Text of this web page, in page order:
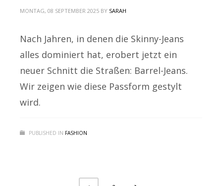
MONTAG, 08 SEPTEMBER 2025 BY SARAH
Nach Jahren, in denen die Skinny-Jeans
alles dominiert hat, erobert jetzt ein
neuer Schnitt die Straßen: Barrel-Jeans.
Wir zeigen wie diese Passform gestylt
wird.
PUBLISHED IN FASHION